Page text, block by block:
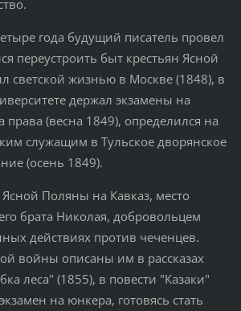
года будущий писатель провел
переустроить быт крестьян Ясной
светской жизнью в Москве (1848), в
держал экзамены на
права (весна 1849), определился на
служащим в Тульское дворянское
(осень 1849).
Поляны на Кавказ, место
брата Николая, добровольцем
действиях против чеченцев.
войны описаны им в рассказах
леса" (1855), в повести "Казаки"
на юнкера, готовясь стать